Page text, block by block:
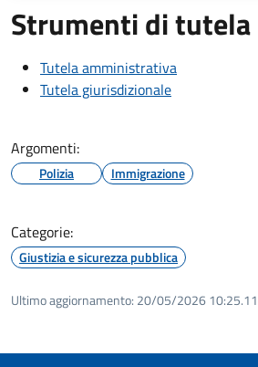
Strumenti di tutela
Tutela amministrativa
Tutela giurisdizionale
Argomenti:
Polizia Immigrazione
Categorie:
Giustizia e sicurezza pubblica
Ultimo aggiornamento: 20/05/2026 10:25.11